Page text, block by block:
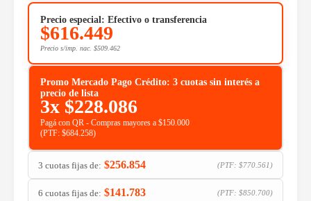
Precio especial: Efectivo o transferencia
$616.449
Precio s/imp. nac. $509.462
Promo Mercado Pago Crédito: 3 cuotas sin interés a
precio de lista
3x $228.086
Pagá con QR - Compras mayores a $150.000
(PTF: $684.258)
3 cuotas fijas de: $256.854 (PTF: $770.561 )
6 cuotas fijas de: $141.783 (PTF: $850.700)